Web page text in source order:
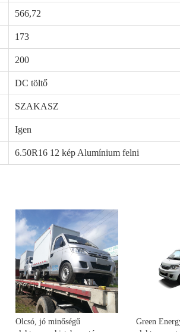
566,72
173
200
DC töltő
SZAKASZ
Igen
6.50R16 12 kép Alumínium felni
Olcsó, jó minőségű
Green